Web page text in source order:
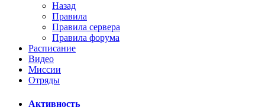
Назад
Правила
Правила сервера
Правила форума
Расписание
Видео
Миссии
Отряды
Активность